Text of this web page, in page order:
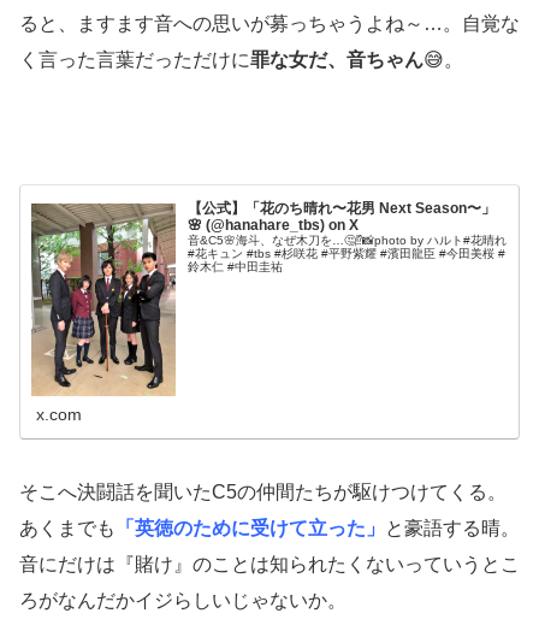
ると、ますます音への思いが募っちゃうよね～…。自覚な
く言った言葉だっただけに罪な女だ、音ちゃん😅。
【公式】「花のち晴れ〜花男 Next Season〜」
🌸 (@hanahare_tbs) on X
音&C5🌸海斗、なぜ木刀を…🤔⁉️📸photo by ハルト#花晴れ
#花キュン #tbs #杉咲花 #平野紫耀 #濱田龍臣 #今田美桜 #
鈴木仁 #中田圭祐
x.com
そこへ決闘話を聞いたC5の仲間たちが駆けつけてくる。
あくまでも
「英徳のために受けて立った」
と豪語する晴。
音にだけは『賭け』のことは知られたくないっていうとこ
ろがなんだかイジらしいじゃないか。